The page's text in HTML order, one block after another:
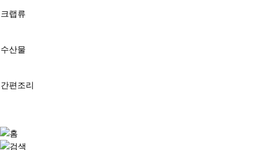
크랩류
수산물
간편조리